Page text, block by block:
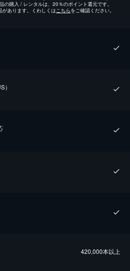
の購入 / レンタルは、20％のポイント還元です。
あります。くわしくはこちらをご確認ください。
）
420,000本以上